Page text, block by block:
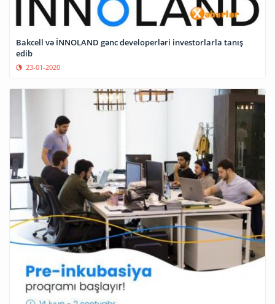
Bakcell və İNNOLAND gənc developerləri investorlarla tanış
edib
23-01-2020